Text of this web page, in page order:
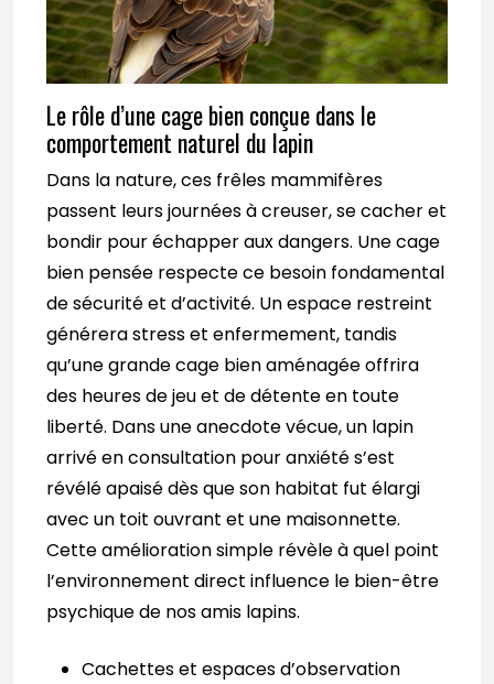
Le rôle d’une cage bien conçue dans le
comportement naturel du lapin
Dans la nature, ces frêles mammifères
passent leurs journées à creuser, se cacher et
bondir pour échapper aux dangers. Une cage
bien pensée respecte ce besoin fondamental
de sécurité et d’activité. Un espace restreint
générera stress et enfermement, tandis
qu’une grande cage bien aménagée offrira
des heures de jeu et de détente en toute
liberté. Dans une anecdote vécue, un lapin
arrivé en consultation pour anxiété s’est
révélé apaisé dès que son habitat fut élargi
avec un toit ouvrant et une maisonnette.
Cette amélioration simple révèle à quel point
l’environnement direct influence le bien-être
psychique de nos amis lapins.
Cachettes et espaces d’observation